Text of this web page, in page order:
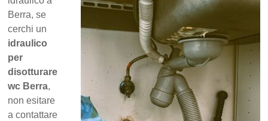
Berra, se
cerchi un
idraulico
per
disotturare
wc Berra,
non esitare
a contattare